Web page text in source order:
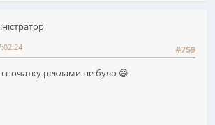
#759
спочатку реклами не було 😅